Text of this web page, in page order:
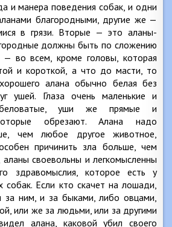
и манера поведения собак, и одни
благородными, другие же —
в грязи. Вторые — это аланы-
должны быть по сложению
— во всем, кроме головы, которая
и короткой, а что до масти, то
алана обычно белая без
ушей. Глаза очень маленькие и
уши же прямые и
обрезают. Алана надо
чем любое другое животное,
причинить зла больше, чем
аланы своевольны и легкомысленны
здравомыслия, которое есть у
собак. Если кто скачет на лошади,
за ним, и за быками, либо овцами,
или же за людьми, или за другими
алана, каковой убил своего